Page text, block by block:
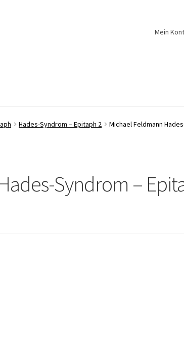
Mein
Hades-Syndrom – Epitaph 2 Michael Feldmann
Syndrom –